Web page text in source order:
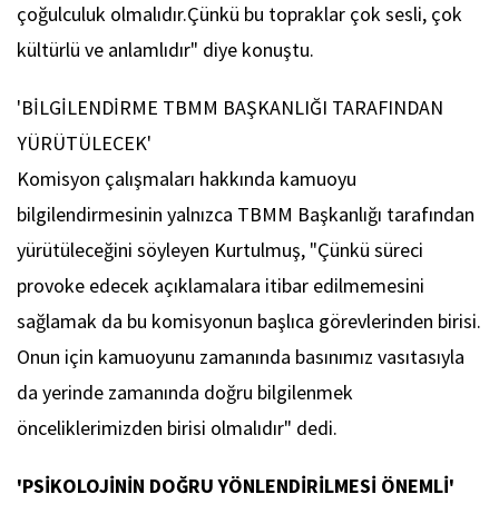
çoğulculuk olmalıdır.Çünkü bu topraklar çok sesli, çok
kültürlü ve anlamlıdır" diye konuştu.
'BİLGİLENDİRME TBMM BAŞKANLIĞI TARAFINDAN
YÜRÜTÜLECEK'
Komisyon çalışmaları hakkında kamuoyu
bilgilendirmesinin yalnızca TBMM Başkanlığı tarafından
yürütüleceğini söyleyen Kurtulmuş, "Çünkü süreci
provoke edecek açıklamalara itibar edilmemesini
sağlamak da bu komisyonun başlıca görevlerinden birisi.
Onun için kamuoyunu zamanında basınımız vasıtasıyla
da yerinde zamanında doğru bilgilenmek
önceliklerimizden birisi olmalıdır" dedi.
'PSİKOLOJİNİN DOĞRU YÖNLENDİRİLMESİ ÖNEMLİ'